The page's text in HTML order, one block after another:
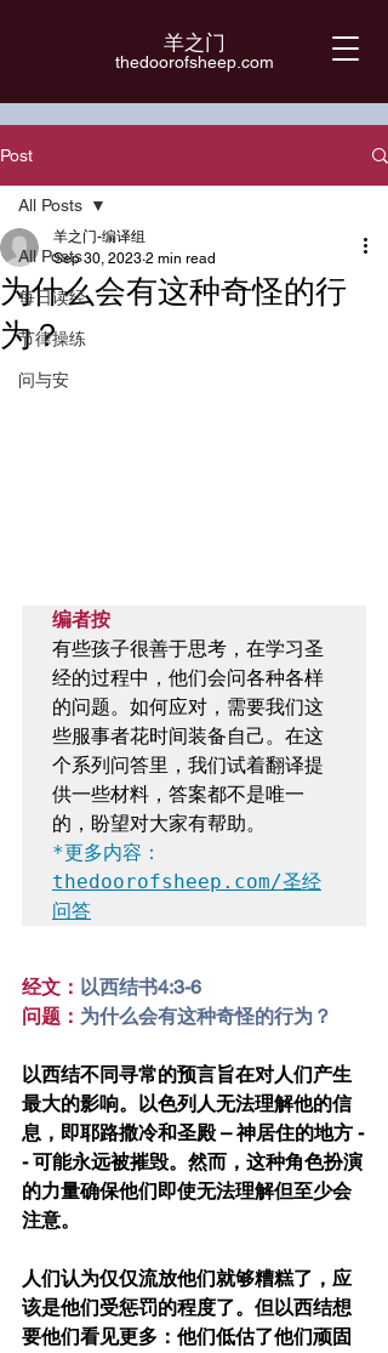
羊之门
​thedoorofsheep.com
Post
All Posts
每日读经
节律操练
问与安
All Posts
为什么会有这种奇怪的行
为？
羊之门-编译组
Sep 30, 2023 2 min read
编者按
有些孩子很善于思考，在学习圣
经的过程中，他们会问各种各样
的问题。如何应对，需要我们这
些服事者花时间装备自己。在这
个系列问答里，我们试着翻译提
供一些材料，答案都不是唯一
*更多内容：
thedoorofsheep.com/圣经
问答
经文： 以西结书4:3-6
问题： 为什么会有这种奇怪的行为？
以西结不同寻常的预言旨在对人们产生
最大的影响。以色列人无法理解他的信
息，即耶路撒冷和圣殿 – 神居住的地方 -
- 可能永远被摧毁。然而，这种角色扮演
的力量确保他们即使无法理解但至少会
注意。
人们认为仅仅流放他们就够糟糕了，应
该是他们受惩罚的程度了。但以西结想
要他们看见更多：他们低估了他们顽固